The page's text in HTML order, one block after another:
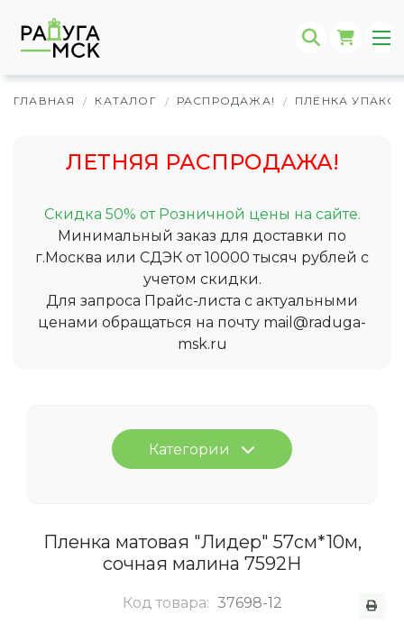
ГЛАВНАЯ / КАТАЛОГ / РАСПРОДАЖА! / ПЛЁНКА
ЛЕТНЯЯ РАСПРОДАЖА!
Скидка 50% от Розничной цены на сайте.
Минимальный заказ для доставки по
г.Москва или СДЭК от 10000 тысяч рублей с
учетом скидки.
Для запроса Прайс-листа с актуальными
ценами обращаться на почту mail@raduga-
msk.ru
Категории
Пленка матовая "Лидер" 57см*10м,
сочная малина 7592Н
Код товара: 37698-12